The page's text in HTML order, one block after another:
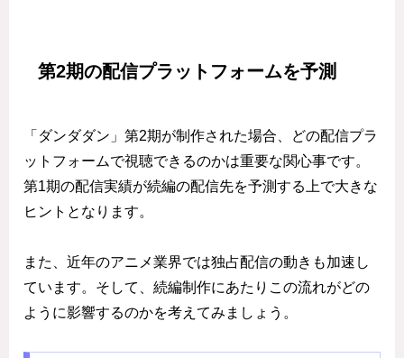
第2期の配信プラットフォームを予測
「ダンダダン」第2期が制作された場合、どの配信プラ
ットフォームで視聴できるのかは重要な関心事です。
第1期の配信実績が続編の配信先を予測する上で大きな
ヒントとなります。
また、近年のアニメ業界では独占配信の動きも加速し
ています。そして、続編制作にあたりこの流れがどの
ように影響するのかを考えてみましょう。